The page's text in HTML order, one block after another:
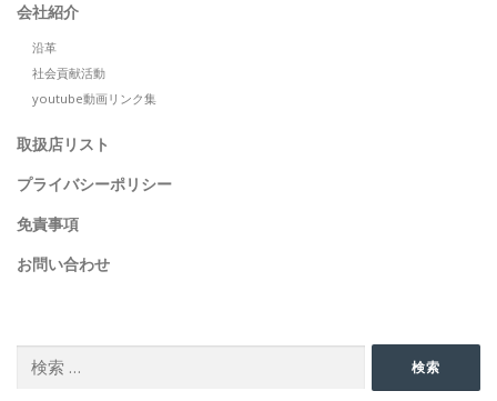
会社紹介
沿革
社会貢献活動
youtube動画リンク集
取扱店リスト
プライバシーポリシー
免責事項
お問い合わせ
索:
検索